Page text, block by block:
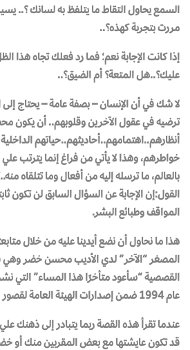
السمع يحاول التقاط ما يتلفظ به لسانك ؟..
مررت بتجربة كهذه؟..
إذا كانت الإجابة نعم؛ فما رد فعلك تجاه هذا
عليك؟..هل المتعة؟ أم الضيق؟..
لا شك في أن الإنسان – بصفة عامة – يحتاج
ترضيه في عقول الآخرين وقلوبهم.. أن يكون
أنظارهم..اهتمامهم..أحاديثهم..حياتهم
خواطرهم، وهذا لا يأتي من فراغ إنما يترتب
بالعالم، ما ترسله إليه من أفعال وما تتلقاه
القول:إن الإجابة عن السؤال السابق لن تكون
المواقف وطبائع البشر.
هذا ما نحاول أن نضع أيدينا عليه من خلال
المصغر “الآخر” لدي الأديب محسن خضر
القصصية“سأعودمتأخرًا هذا المساء” التي
عام 1994 ضمن إصدارات الهيئة العامة لقصور الثقافة.
عندما تقرأ هذه القصة ربما يتبادر إلى ذهنك
قد تكون عايشتها مع بعض المقربين منك أو